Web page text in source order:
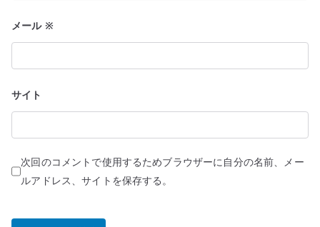
メール ※
サイト
次回のコメントで使用するためブラウザーに自分の名前、メー
ルアドレス、サイトを保存する。